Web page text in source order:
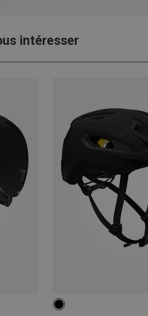
intéresser
52-57CM